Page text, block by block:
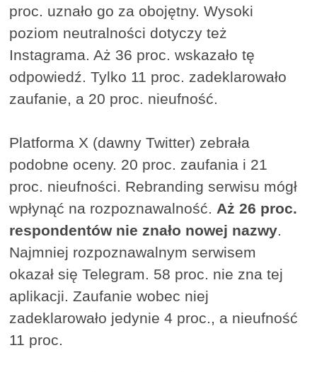
proc. uznało go za obojętny. Wysoki
poziom neutralności dotyczy też
Instagrama. Aż 36 proc. wskazało tę
odpowiedź. Tylko 11 proc. zadeklarowało
zaufanie, a 20 proc. nieufność.
Platforma X (dawny Twitter) zebrała
podobne oceny. 20 proc. zaufania i 21
proc. nieufności. Rebranding serwisu mógł
wpłynąć na rozpoznawalność. Aż 26 proc.
respondentów nie znało nowej nazwy.
Najmniej rozpoznawalnym serwisem
okazał się Telegram. 58 proc. nie zna tej
aplikacji. Zaufanie wobec niej
zadeklarowało jedynie 4 proc., a nieufność
11 proc.